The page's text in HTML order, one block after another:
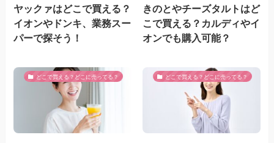
ヤックァはどこで買える？
イオンやドンキ、業務スー
パーで探そう！
きのとやチーズタルトはど
こで買える？カルディやイ
オンでも購入可能？
どこで買える？どこに売ってる？ どこで買える？どこに売ってる？